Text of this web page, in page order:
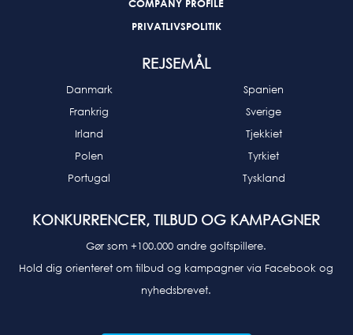
COMPANY PROFILE
PRIVATLIVSPOLITIK
REJSEMÅL
Danmark
Frankrig
Irland
Polen
Portugal
Spanien
Sverige
Tjekkiet
Tyrkiet
Tyskland
KONKURRENCER, TILBUD OG KAMPAGNER
Gør som +100.000 andre golfspillere.
Hold dig orienteret om tilbud og kampagner via Facebook og
nyhedsbrevet.